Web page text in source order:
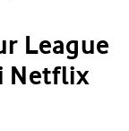
League
Netflix